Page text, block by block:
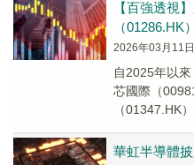
【百強透視
（01286.HK
2026年03月11
自2025年以
芯國際（
（01347.HK
華虹半導體